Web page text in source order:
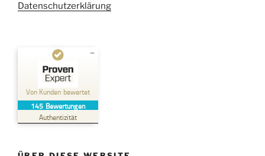
Datenschutzerklärung
Von Kunden bewertet
145 Bewertungen
Authentizität
Kundenbewertungen und Erfahrungen zu
Kehl Rechtsanwaltsgesellschaft mbH
SEHR GUT